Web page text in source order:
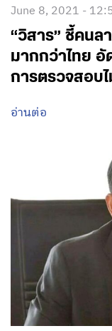
June 8, 2021 -
“วิสาร” ชี้คนล
มากกว่าไทย อั
การตรวจสอบไ
อ่านต่อ